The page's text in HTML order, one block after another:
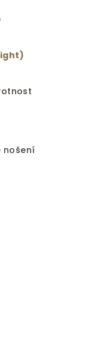
nošení